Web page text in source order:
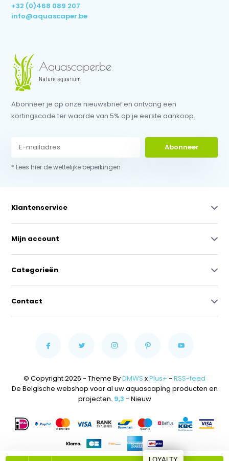
+32 (0)468 089 207
info@aquascaper.be
Abonneer je op onze nieuwsbrief en ontvang een
kortingscode ter waarde van 5% op je eerste aankoop.
Abonneer
* Lees hier de wettelijke beperkingen
Klantenservice
Mijn account
Categorieën
Contact
© Copyright 2026 - Theme ByDMWS xPlus+ - RSS-feed
De Belgische webshop voor al uw aquascaping producten en
projecten. 9,3 - Nieuw